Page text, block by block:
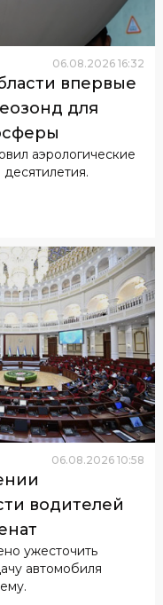
впервые
для
аэрологические
06.08.2026 10:58
водителей
ужесточить